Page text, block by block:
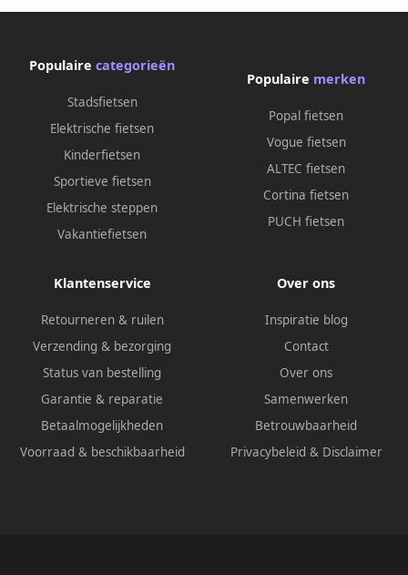
Handrem Roze Geschikt voor
Populaire categorieën
Stadsfietsen
Elektrische fietsen
Kinderfietsen
Sportieve fietsen
Elektrische steppen
Vakantiefietsen
Populaire merken
Popal fietsen
Vogue fietsen
ALTEC fietsen
Cortina fietsen
PUCH fietsen
Klantenservice
Retourneren & ruilen
Verzending & bezorging
Status van bestelling
Garantie & reparatie
Betaalmogelijkheden
Voorraad & beschikbaarheid
Over ons
Inspiratie blog
Contact
Over ons
Samenwerken
Betrouwbaarheid
Privacybeleid & Disclaimer